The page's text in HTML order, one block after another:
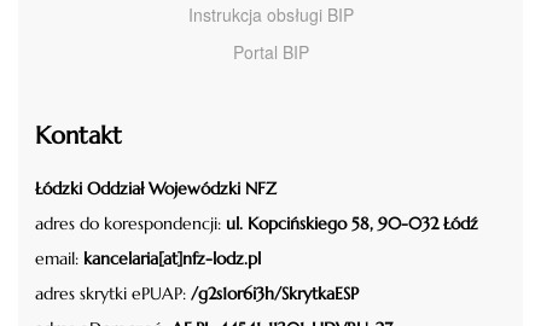
Instrukcja obsługi BIP
Portal BIP
Kontakt
Łódzki Oddział Wojewódzki NFZ
adres do korespondencji: ul. Kopcińskiego 58, 90-032 Łódź
email: kancelaria[at]nfz-lodz.pl
adres skrytki ePUAP: /g2s1or6i3h/SkrytkaESP